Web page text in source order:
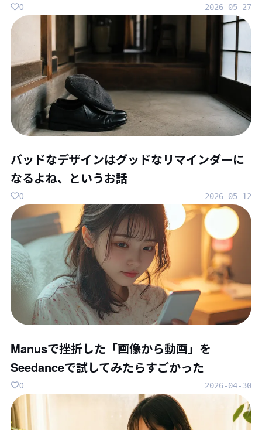
2026-05-27
0
バッドなデザインはグッドなリマインダーに
なるよね、というお話
2026-05-12
0
Manusで挫折した「画像から動画」を
Seedanceで試してみたらすごかった
2026-04-30
0